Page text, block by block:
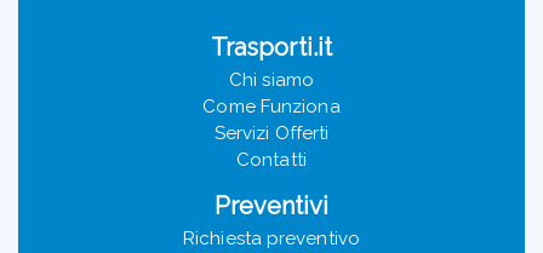
Trasporti.it
Chi siamo
Come Funziona
Servizi Offerti
Contatti
Preventivi
Richiesta preventivo